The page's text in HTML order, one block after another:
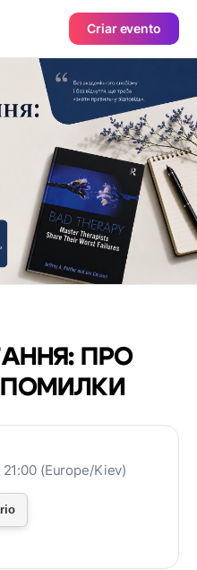
Criar evento
ПРО
ПОМИЛКИ
(Europe/Kiev)